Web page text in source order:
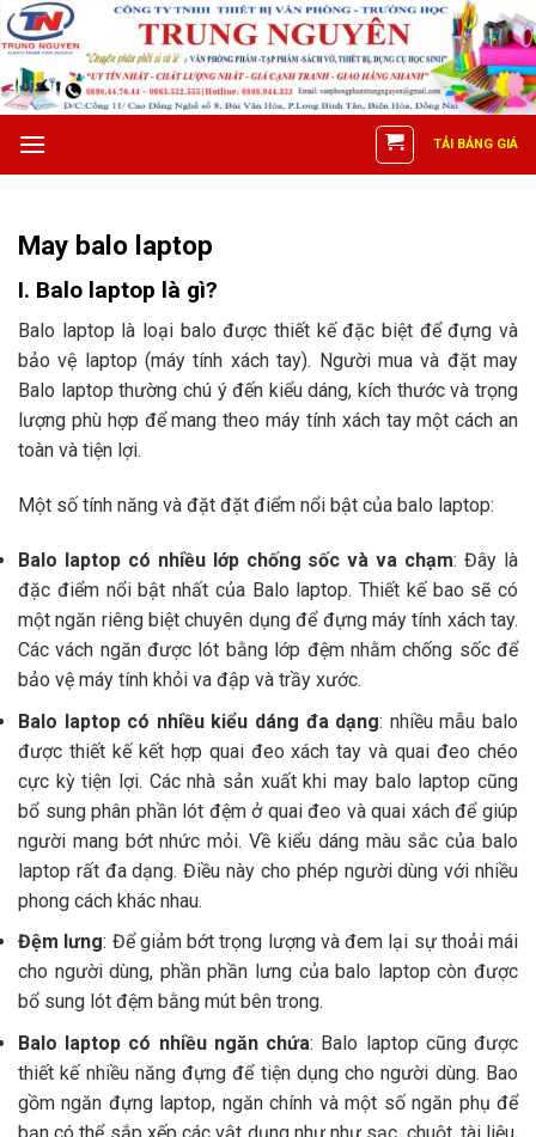
Skip
to
content
TẢI BẢNG GIÁ
May balo laptop
I. Balo laptop là gì?
Balo laptop là loại balo được thiết kế đặc biệt để đựng và
bảo vệ laptop (máy tính xách tay). Người mua và đặt may
Balo laptop thường chú ý đến kiểu dáng, kích thước và trọng
lượng phù hợp để mang theo máy tính xách tay một cách an
toàn và tiện lợi.
Một số tính năng và đặt đặt điểm nổi bật của balo laptop:
Balo laptop có nhiều lớp chống sốc và va chạm: Đây là
đặc điểm nổi bật nhất của Balo laptop. Thiết kế bao sẽ có
một ngăn riêng biệt chuyên dụng để đựng máy tính xách tay.
Các vách ngăn được lót bằng lớp đệm nhằm chống sốc để
bảo vệ máy tính khỏi va đập và trầy xước.
Balo laptop có nhiều kiểu dáng đa dạng: nhiều mẫu balo
được thiết kế kết hợp quai đeo xách tay và quai đeo chéo
cực kỳ tiện lợi. Các nhà sản xuất khi may balo laptop cũng
bổ sung phân phần lót đệm ở quai đeo và quai xách để giúp
người mang bớt nhức mỏi. Về kiểu dáng màu sắc của balo
laptop rất đa dạng. Điều này cho phép người dùng với nhiều
phong cách khác nhau.
Đệm lưng: Để giảm bớt trọng lượng và đem lại sự thoải mái
cho người dùng, phần phần lưng của balo laptop còn được
bổ sung lót đệm bằng mút bên trong.
Balo laptop có nhiều ngăn chứa: Balo laptop cũng được
thiết kế nhiều năng đựng để tiện dụng cho người dùng. Bao
gồm ngăn đựng laptop, ngăn chính và một số ngăn phụ để